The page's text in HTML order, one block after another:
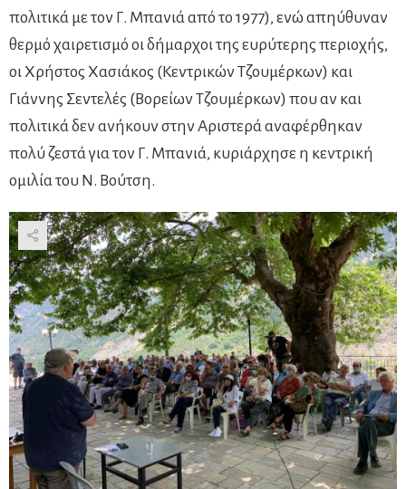
πολιτικά με τον Γ. Μπανιά από το 1977), ενώ απηύθυναν
θερμό χαιρετισμό οι δήμαρχοι της ευρύτερης περιοχής,
οι Χρήστος Χασιάκος (Κεντρικών Τζουμέρκων) και
Γιάννης Σεντελές (Βορείων Τζουμέρκων) που αν και
πολιτικά δεν ανήκουν στην Αριστερά αναφέρθηκαν
πολύ ζεστά για τον Γ. Μπανιά, κυριάρχησε η κεντρική
ομιλία του Ν. Βούτση.